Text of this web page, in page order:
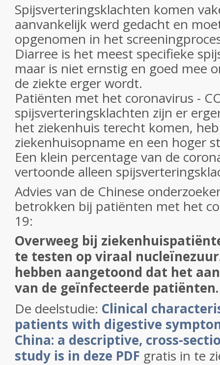
Spijsverteringsklachten komen
aanvankelijk werd gedacht en
opgenomen in het
Diarree is het meest specifieke
maar is niet ernstig en goed mee
de ziekte erger wordt.
Patiënten met het coronavirus -
spijsverteringsklachten zijn er
het ziekenhuis terecht komen,
ziekenhuisopname en een hoger
Een klein percentage van de
vertoonde alleen
Advies van de Chinese
betrokken bij patiënten met het
19:
Overweeg bij
te testen op viraal
hebben aangetoond dat het
van de geïnfecteerde patiënten.
De deelstudie: Clinical
patients with digestive
China: a descriptive, cross-
study is in deze PDF gratis in te